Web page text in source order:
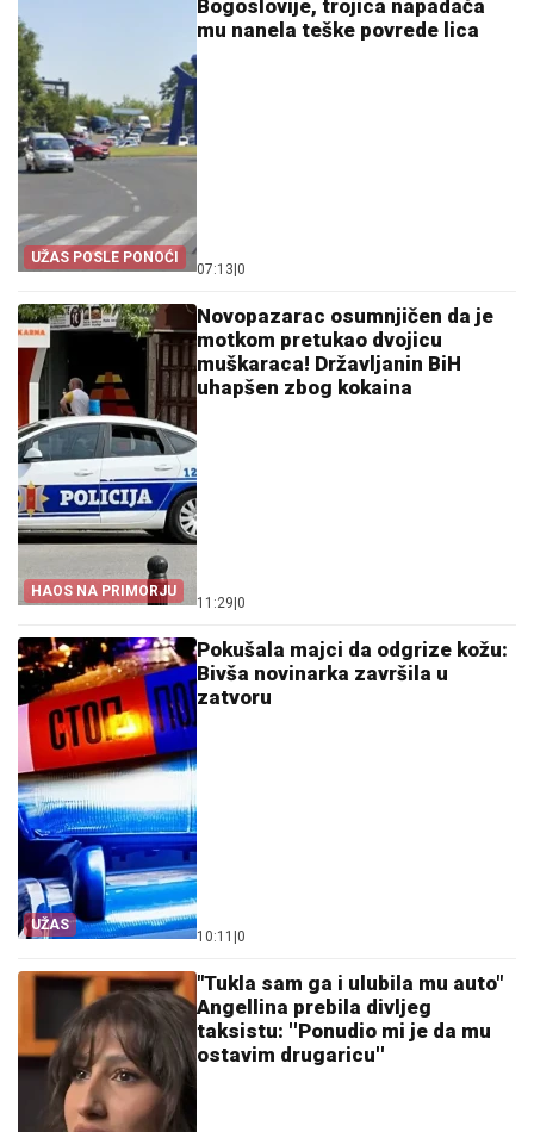
UŽAS POSLE PONOĆI
Bogoslovije, trojica napadača
mu nanela teške povrede lica
07:13 0
HAOS NA PRIMORJU
Novopazarac osumnjičen da je
motkom pretukao dvojicu
muškaraca! Državljanin BiH
uhapšen zbog kokaina
11:29 0
UŽAS
Pokušala majci da odgrize kožu:
Bivša novinarka završila u
zatvoru
10:11 0
"Tukla sam ga i ulubila mu auto"
Angellina prebila divljeg
taksistu: ''Ponudio mi je da mu
ostavim drugaricu''